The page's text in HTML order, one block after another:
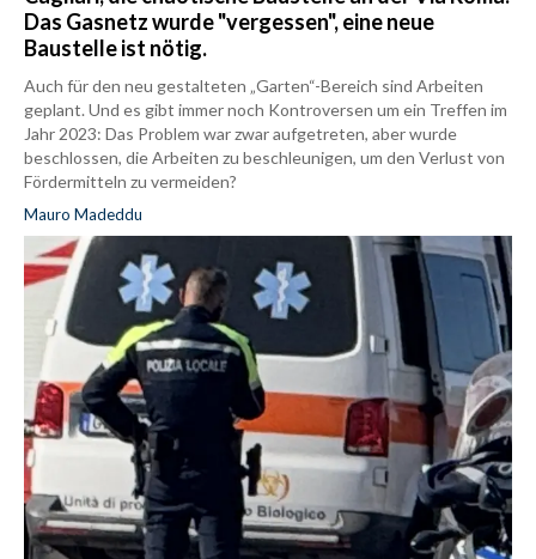
Das Gasnetz wurde "vergessen", eine neue
Baustelle ist nötig.
Auch für den neu gestalteten „Garten“-Bereich sind Arbeiten
geplant. Und es gibt immer noch Kontroversen um ein Treffen im
Jahr 2023: Das Problem war zwar aufgetreten, aber wurde
beschlossen, die Arbeiten zu beschleunigen, um den Verlust von
Fördermitteln zu vermeiden?
Mauro Madeddu